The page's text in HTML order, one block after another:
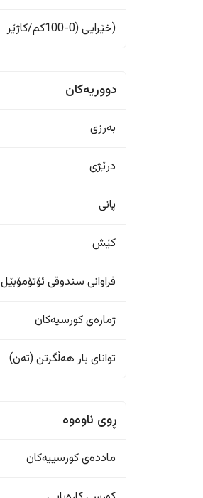
(خێرایی (0-100کم/کاژێر
دووریەکان
بەرزی
درێژی
پانی
کێش
فراوانی سندوقی ئۆتۆمۆبێل
ژمارەی کورسیەکان
تواناى بار هەڵگرتن (تەن)
ڕوی ناوەوە
ماددەی کورسییەکان